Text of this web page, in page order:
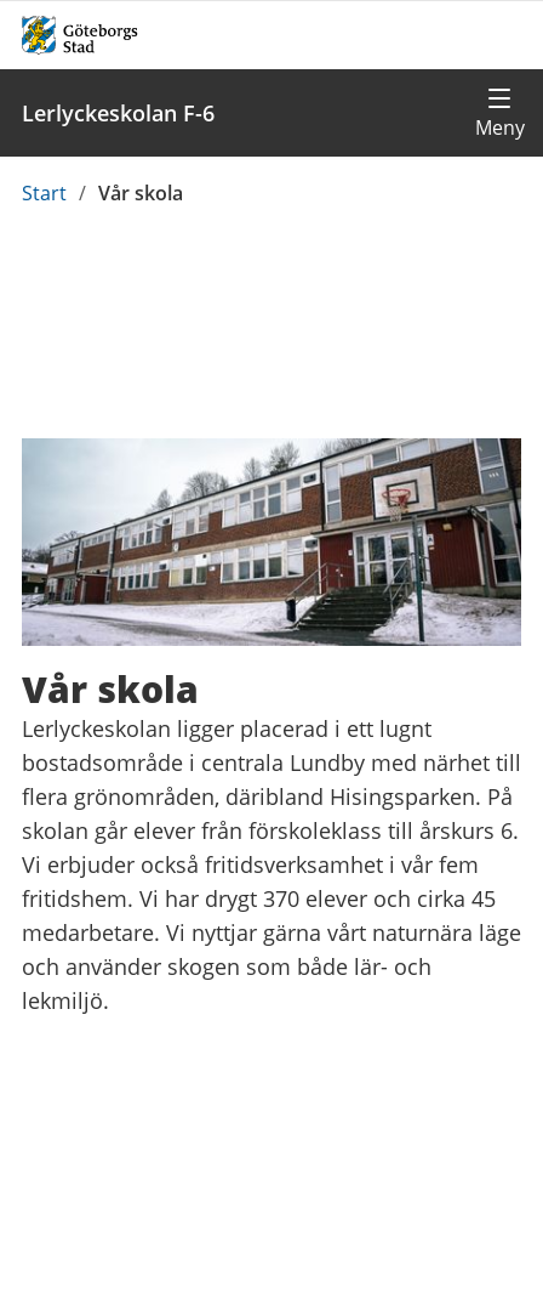
Lerlyckeskolan F-6
Du
Start / Vår skola
Vår skola
Lerlyckeskolan ligger placerad i ett lugnt
bostadsområde i centrala Lundby med närhet till
flera grönområden, däribland Hisingsparken. På
skolan går elever från förskoleklass till årskurs 6.
Vi erbjuder också fritidsverksamhet i vår fem
fritidshem. Vi har drygt 370 elever och cirka 45
medarbetare. Vi nyttjar gärna vårt naturnära läge
och använder skogen som både lär- och
lekmiljö.